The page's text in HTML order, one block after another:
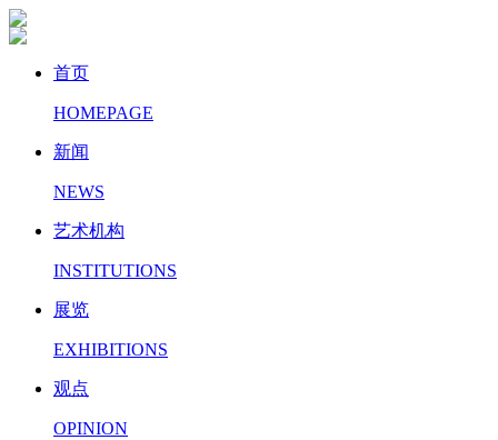
首页
HOMEPAGE
新闻
NEWS
艺术机构
INSTITUTIONS
展览
EXHIBITIONS
观点
OPINION